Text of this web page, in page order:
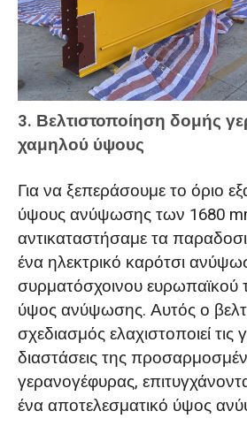
3. Βελτιστοποίηση δομής
χαμηλού ύψους
Για να ξεπεράσουμε το όριο
ύψους ανύψωσης των 1680
αντικαταστήσαμε τα
ένα ηλεκτρικό καρότσι
συρματόσχοινου ευρωπαϊκού
ύψος ανύψωσης. Αυτός ο
σχεδιασμός ελαχιστοποιεί τις
διαστάσεις της
γερανογέφυρας,
ένα αποτελεσματικό ύψος